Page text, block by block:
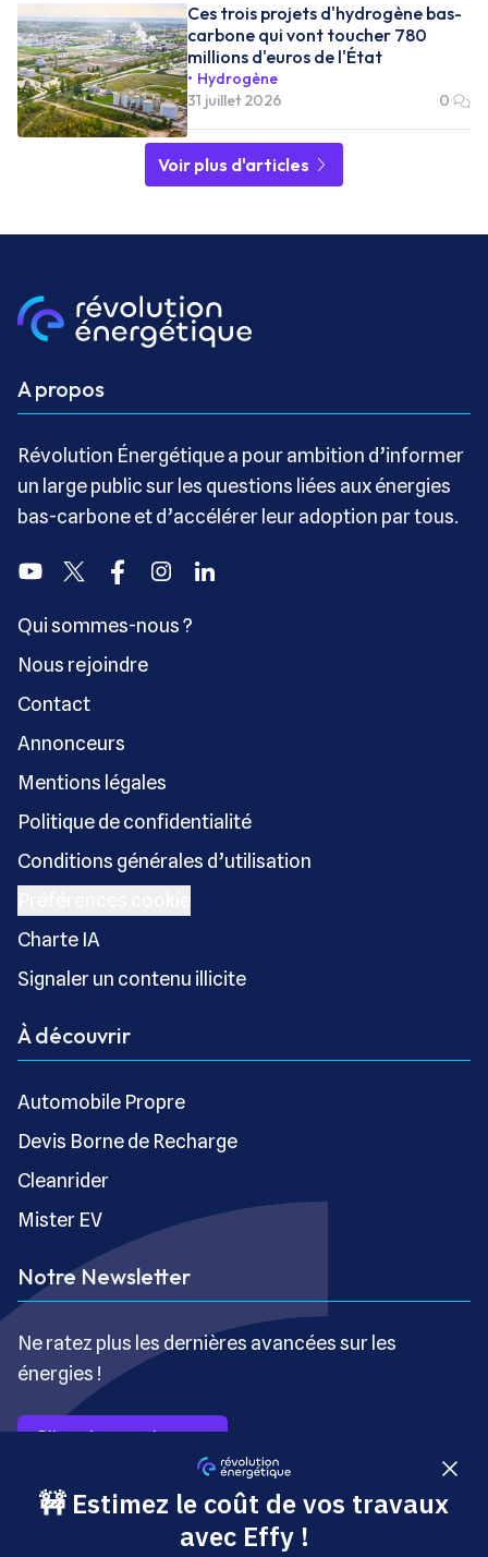
Ces trois projets d'hydrogène bas-
carbone qui vont toucher 780
millions d'euros de l'État
Hydrogène
31 juillet 2026
0
Voir plus d'articles
A propos
Révolution Énergétique a pour ambition d’informer
un large public sur les questions liées aux énergies
bas-carbone et d’accélérer leur adoption par tous.
YoutubeTwitter FacebookInstagramLinkedin
Qui sommes-nous ?
Nous rejoindre
Contact
Annonceurs
Mentions légales
Politique de confidentialité
Conditions générales d’utilisation
Charte IA
Signaler un contenu illicite
À découvrir
Automobile Propre
Devis Borne de Recharge
Cleanrider
Mister EV
Notre Newsletter
Ne ratez plus les dernières avancées sur les
énergies !
S’inscrire gratuitement
Copyright © Révolution Énergétique - Tous droits réservés
- Site édité par Saabre SAS, une société du groupe